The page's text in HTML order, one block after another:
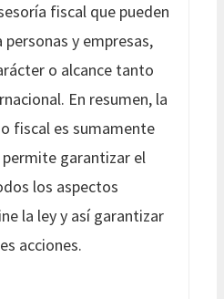
fiscal que pueden
y empresas,
o alcance tanto
En resumen, la
fiscal es sumamente
garantizar el
los aspectos
la ley y así garantizar
acciones.